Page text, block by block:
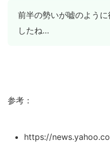
前半の勢いが嘘のように
したね…
参考：
https://